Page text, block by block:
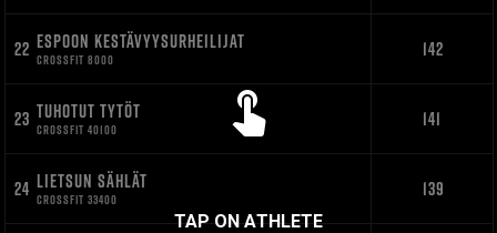
22 ESPOON KESTÄVYYSURHEILIJAT
CROSSFIT 8000 142
23 TUHOTUT TYTÖT
CROSSFIT 40100 141
24 LIETSUN SÄHLÄT
CROSSFIT 33400 139
TAP ON ATHLETE